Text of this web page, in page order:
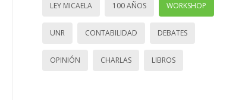
LEY MICAELA 100 AÑOS WORKSHOP
UNR CONTABILIDAD DEBATES
OPINIÓN CHARLAS LIBROS